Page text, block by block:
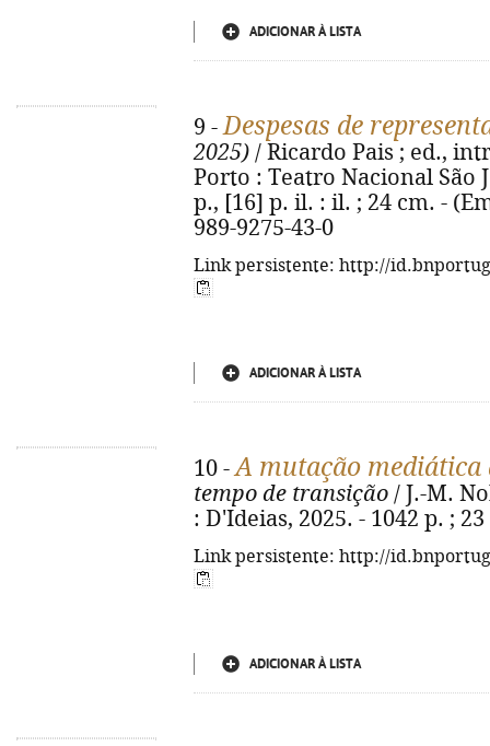
ADICIONAR À LISTA
9 -Despesas de
2025) / Ricardo Pais ; ed.,
Porto : Teatro Nacional São
p., [16] p. il. : il. ; 24 cm. -
989-9275-43-0
Link persistente: http://
ADICIONAR À LISTA
10 -A mutação mediática
tempo de transição / J.-M.
: D'Ideias, 2025. - 1042 p. ;
Link persistente: http://
ADICIONAR À LISTA